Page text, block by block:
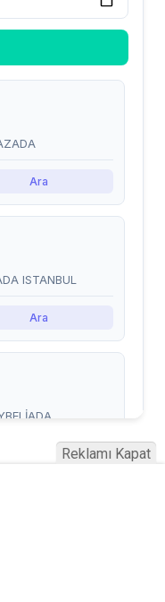
Reklamı Kapat